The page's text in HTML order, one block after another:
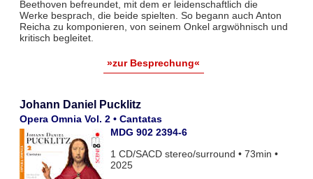
Beethoven befreundet, mit dem er leidenschaftlich die
Werke besprach, die beide spielten. So begann auch Anton
Reicha zu komponieren, von seinem Onkel argwöhnisch und
kritisch begleitet.
»zur Besprechung«
Johann Daniel Pucklitz
Opera Omnia Vol. 2 • Cantatas
MDG 902 2394-6
1 CD/SACD stereo/surround • 73min •
2025